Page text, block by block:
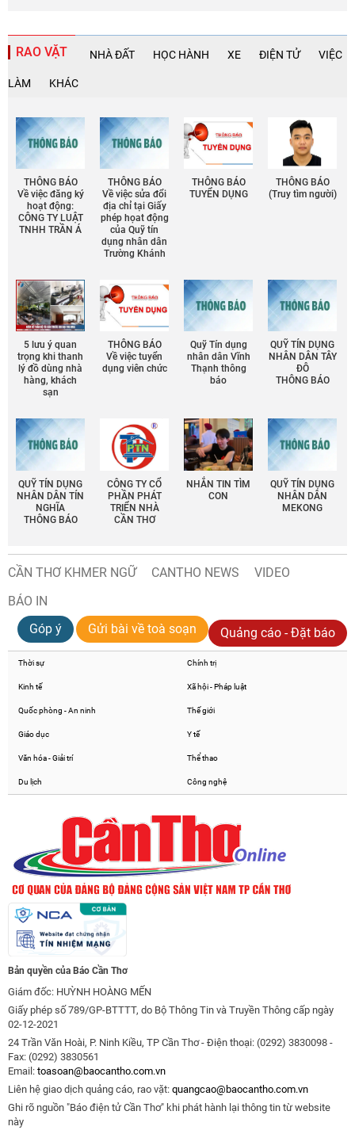
RAO VẶT NHÀ ĐẤT HỌC HÀNH XE ĐIỆN TỬ VIỆC
LÀM KHÁC
THÔNG BÁO
Về việc đăng ký
hoạt động:
CÔNG TY LUẬT
TNHH TRẦN Á
THÔNG BÁO
Về việc sửa đổi
địa chỉ tại Giấy
phép họat động
của Quỹ tín
dụng nhân dân
Trường Khánh
THÔNG BÁO
TUYỂN DỤNG
THÔNG BÁO
(Truy tìm người)
5 lưu ý quan
trọng khi thanh
lý đồ dùng nhà
hàng, khách
sạn
THÔNG BÁO
Về việc tuyển
dụng viên chức
Quỹ Tín dụng
nhân dân Vĩnh
Thạnh thông
báo
QUỸ TÍN DỤNG
NHÂN DÂN TÂY
ĐÔ
THÔNG BÁO
QUỸ TÍN DỤNG
NHÂN DÂN TÍN
NGHĨA
THÔNG BÁO
CÔNG TY CỔ
PHẦN PHÁT
TRIỂN NHÀ
CẦN THƠ
NHẮN TIN TÌM
CON
QUỸ TÍN DỤNG
NHÂN DÂN
MEKONG
CẦN THƠ KHMER NGỮ CANTHO NEWS
VIDEO
BÁO IN
Góp ý
Gửi bài về toà soạn Quảng cáo - Đặt báo
Thời sự Chính trị
Kinh tế Xã hội - Pháp luật
Quốc phòng - An ninh Thế giới
Giáo dục Y tế
Văn hóa - Giải trí Thể thao
Du lịch Công nghệ
Bản quyền của Báo Cần Thơ
Giám đốc: HUỲNH HOÀNG MẾN
Giấy phép số 789/GP-BTTTT, do Bộ Thông Tin và Truyền Thông cấp ngày
02-12-2021
24 Trần Văn Hoài, P. Ninh Kiều, TP Cần Thơ - Điện thoại: (0292) 3830098 -
Fax: (0292) 3830561
Email: toasoan@baocantho.com.vn
Liên hệ giao dịch quảng cáo, rao vặt: quangcao@baocantho.com.vn
Ghi rõ nguồn "Báo điện tử Cần Thơ" khi phát hành lại thông tin từ website
này